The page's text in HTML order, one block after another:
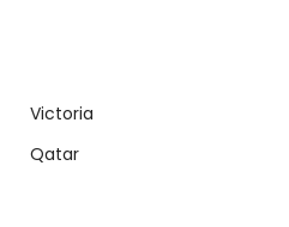
Victoria
Qatar